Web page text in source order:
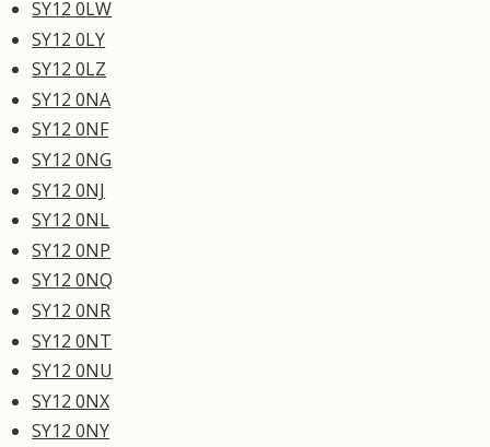
SY12 0LW
SY12 0LY
SY12 0LZ
SY12 0NA
SY12 0NF
SY12 0NG
SY12 0NJ
SY12 0NL
SY12 0NP
SY12 0NQ
SY12 0NR
SY12 0NT
SY12 0NU
SY12 0NX
SY12 0NY